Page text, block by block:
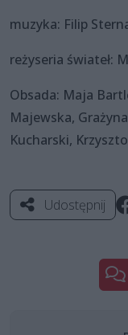
muzyka: Filip
reżyseria świateł:
Obsada: Maja
Majewska,
Kucharski,
Udostępnij